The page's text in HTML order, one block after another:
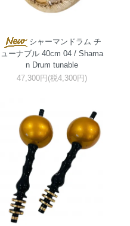
シャーマンドラム チ
ューナブル 40cm 04 / Shama
n Drum tunable
47,300円(税4,300円)